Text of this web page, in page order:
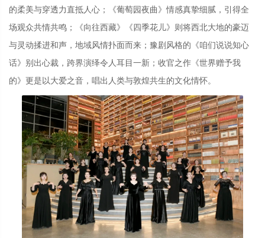
的柔美与穿透力直抵人心；《葡萄园夜曲》情感真挚细腻，引得全
场观众共情共鸣；《向往西藏》《四季花儿》则将西北大地的豪迈
与灵动揉进和声，地域风情扑面而来；豫剧风格的《咱们说说知心
话》别出心裁，跨界演绎令人耳目一新；收官之作《世界赠予我
的》更是以大爱之音，唱出人类与敦煌共生的文化情怀。